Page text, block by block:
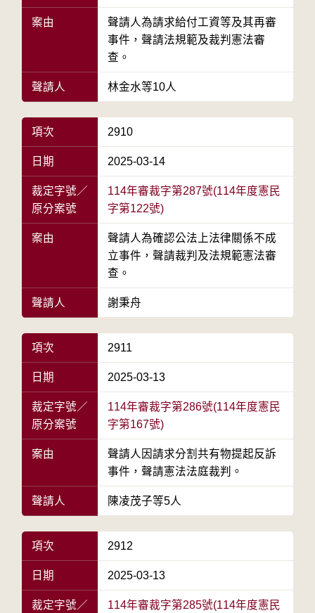
案由
聲請人為請求給付工資等及其再審
事件，聲請法規範及裁判憲法審
查。
聲請人 林金水等10人
項次 2910
日期 2025-03-14
裁定字號／
原分案號
114年審裁字第287號(114年度憲民
字第122號)
案由
聲請人為確認公法上法律關係不成
立事件，聲請裁判及法規範憲法審
查。
聲請人 謝秉舟
項次 2911
日期 2025-03-13
裁定字號／
原分案號
114年審裁字第286號(114年度憲民
字第167號)
案由
聲請人因請求分割共有物提起反訴
事件，聲請憲法法庭裁判。
聲請人 陳凌茂子等5人
項次 2912
日期 2025-03-13
裁定字號／
114年審裁字第285號(114年度憲民